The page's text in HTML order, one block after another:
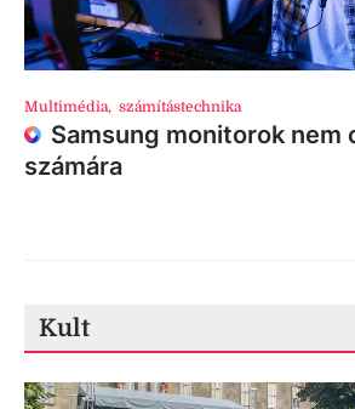
Multimédia, számítástechnika
Samsung monitorok nem
számára
Kult